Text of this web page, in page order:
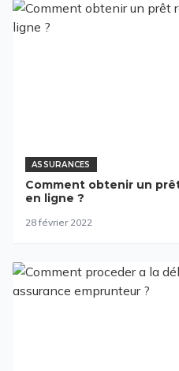
ASSURANCES
Comment obtenir un
en ligne ?
28 février 2022